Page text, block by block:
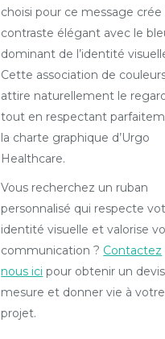
choisi pour ce message crée
contraste élégant avec le
dominant de l’identité
Cette association de
attire naturellement le
tout en respectant
la charte graphique d’Urgo
Healthcare.
Vous recherchez un ruban
personnalisé qui respecte
identité visuelle et valorise
communication ? Contactez
nous ici pour obtenir un
mesure et donner vie à votre
projet.